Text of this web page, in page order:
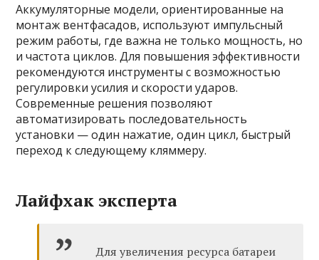
Аккумуляторные модели, ориентированные на
монтаж вентфасадов, используют импульсный
режим работы, где важна не только мощность, но
и частота циклов. Для повышения эффективности
рекомендуются инструменты с возможностью
регулировки усилия и скорости ударов.
Современные решения позволяют
автоматизировать последовательность
установки — один нажатие, один цикл, быстрый
переход к следующему кляммеру.
Лайфхак эксперта
Для увеличения ресурса батареи